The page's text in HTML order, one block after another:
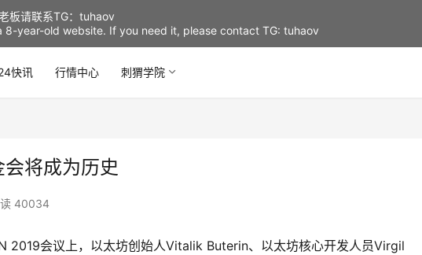
快讯 行情中心 刺猬学院
将成为历史
40034
2019会议上，以太坊创始人Vitalik Buterin、以太坊核心开发人员Virgil
板请联系TG：tuhaov
8-year-old website. If you need it, please contact TG: tuhaov